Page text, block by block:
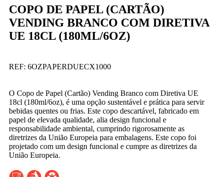
COPO DE PAPEL (CARTÃO)
VENDING BRANCO COM DIRETIVA
UE 18CL (180ML/6OZ)
REF: 6OZPAPERDUECX1000
O Copo de Papel (Cartão) Vending Branco com Diretiva UE
18cl (180ml/6oz), é uma opção sustentável e prática para servir
bebidas quentes ou frias. Este copo descartável, fabricado em
papel de elevada qualidade, alia design funcional e
responsabilidade ambiental, cumprindo rigorosamente as
diretrizes da União Europeia para embalagens. Este copo foi
projetado com um design funcional e cumpre as diretrizes da
União Europeia.